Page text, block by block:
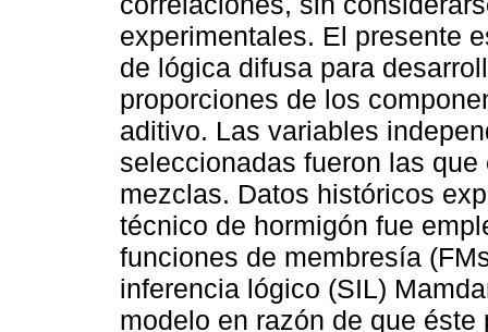
experimentales. El presente
de lógica difusa para
proporciones de los
aditivo. Las variables
seleccionadas fueron las
mezclas. Datos históricos
técnico de hormigón fue
funciones de membresía
inferencia lógico (SIL)
modelo en razón de que